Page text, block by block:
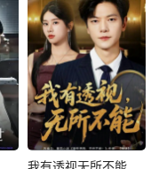
我有透视无所不能